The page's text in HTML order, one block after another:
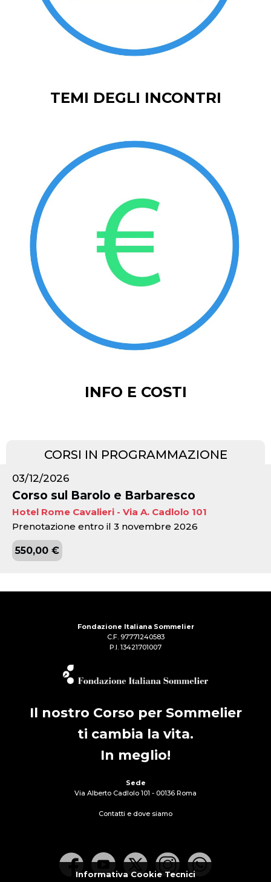
TEMI DEGLI INCONTRI
INFO E COSTI
CORSI IN PROGRAMMAZIONE
03/12/2026
Corso sul Barolo e Barbaresco
Hotel Rome Cavalieri - Via A. Cadlolo 101
Prenotazione entro il 3 novembre 2026
550,00 €
Fondazione Italiana Sommelier
C.F. 97771240583
P.I. 13421701007
Il nostro Corso per Sommelier
ti cambia la vita.
In meglio!
Sede
Via Alberto Cadlolo 101 - 00136 Roma
Contatti e dove siamo
Informativa Cookie Tecnici